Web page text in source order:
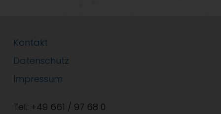
Kontakt
Datenschutz
Impressum
Tel.: +49 661 / 97 68 0